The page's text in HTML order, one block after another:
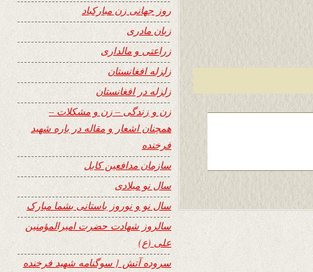
روز جهانی زن مبارکباد
زبان مادری
زراعتی و مالداری
زلزله افغانستان
زلزله در افغانستان
زن و زندگی – زن و مشکلات –
همچنان اشعار و مقاله در باره شهید
فرخنده
سازمان مدافعین کابل
سال نو میلادی
سال نو و نوروز باستانی بشما مبارک
سالروز شهادت حضرت امیرالمؤمنین
علی (ع)
سروده آتش { سوگنامه شهید فرخنده